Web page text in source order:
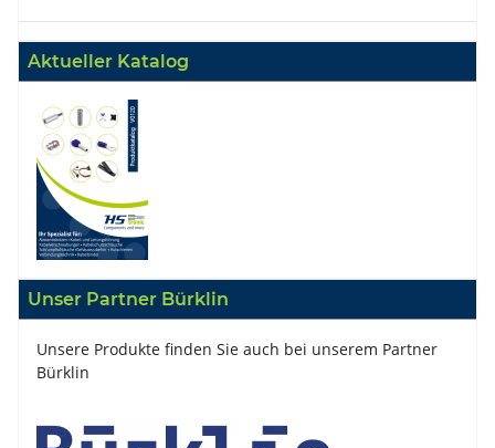
Aktueller Katalog
Unser Partner Bürklin
Unsere Produkte finden Sie auch bei unserem Partner
Bürklin